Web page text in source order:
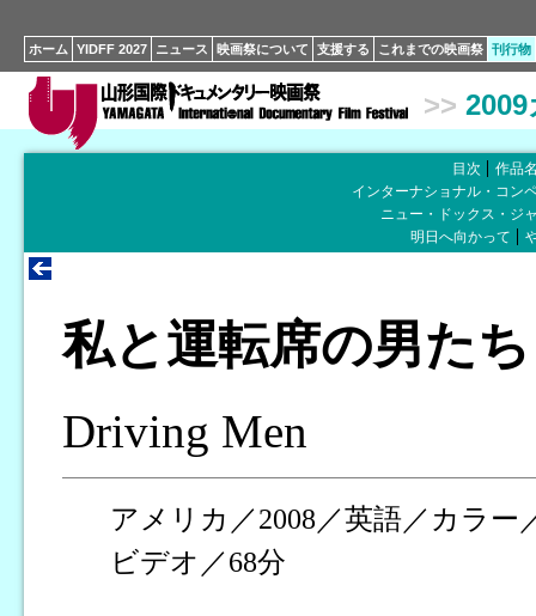
ホーム YIDFF 2027 ニュース 映画祭について 支援する これまでの映画祭 刊行物
>>
目次
作品
インターナショナル・コン
ニュー・ドックス・ジ
明日へ向かって
私と運転席の男たち
Driving Men
アメリカ／2008／英語／カラー
ビデオ／68分